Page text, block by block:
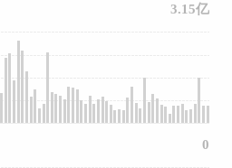
3.15亿
0